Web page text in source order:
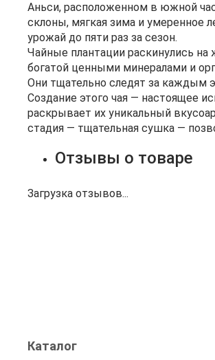
Аньси, расположенном в южной
склоны, мягкая зима и умеренное
урожай до пяти раз за сезон.
Чайные плантации раскинулись
богатой ценными минералами и
Они тщательно следят за каждым
Создание этого чая — настоящее
раскрывает их уникальный
стадия — тщательная сушка —
Отзывы о товаре
Загрузка отзывов...
Каталог